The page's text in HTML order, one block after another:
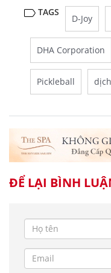
TAGS
D-Joy
DHA Corporation
Pickleball
ĐỂ LẠI BÌNH